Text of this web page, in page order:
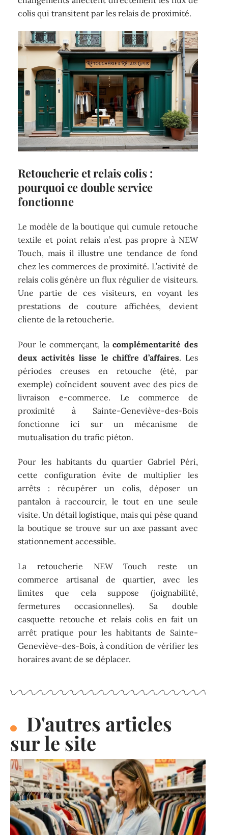
colis qui transitent par les relais de proximité.
Retoucherie et relais colis :
pourquoi ce double service
fonctionne
Le modèle de la boutique qui cumule retouche
textile et point relais n’est pas propre à NEW
Touch, mais il illustre une tendance de fond
chez les commerces de proximité. L’activité de
relais colis génère un flux régulier de visiteurs.
Une partie de ces visiteurs, en voyant les
prestations de couture affichées, devient
cliente de la retoucherie.
Pour le commerçant, lacomplémentarité des
deux activités lisse le chiffre d’affaires. Les
périodes creuses en retouche (été, par
exemple) coïncident souvent avec des pics de
livraison e-commerce. Le commerce de
proximité à Sainte-Geneviève-des-Bois
fonctionne ici sur un mécanisme de
mutualisation du trafic piéton.
Pour les habitants du quartier Gabriel Péri,
cette configuration évite de multiplier les
arrêts : récupérer un colis, déposer un
pantalon à raccourcir, le tout en une seule
visite. Un détail logistique, mais qui pèse quand
la boutique se trouve sur un axe passant avec
stationnement accessible.
La retoucherie NEW Touch reste un
commerce artisanal de quartier, avec les
limites que cela suppose (joignabilité,
fermetures occasionnelles). Sa double
casquette retouche et relais colis en fait un
arrêt pratique pour les habitants de Sainte-
Geneviève-des-Bois, à condition de vérifier les
horaires avant de se déplacer.
D'autres articles
sur le site